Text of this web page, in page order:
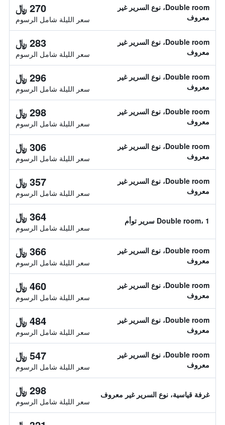
Double room، نوع السرير غير
معروف
270 ﷼
سعر الليلة شامل الرسوم
Double room، نوع السرير غير
معروف
283 ﷼
سعر الليلة شامل الرسوم
Double room، نوع السرير غير
معروف
296 ﷼
سعر الليلة شامل الرسوم
Double room، نوع السرير غير
معروف
298 ﷼
سعر الليلة شامل الرسوم
Double room، نوع السرير غير
معروف
306 ﷼
سعر الليلة شامل الرسوم
Double room، نوع السرير غير
معروف
357 ﷼
سعر الليلة شامل الرسوم
Double room، 1 سرير توأم 364 ﷼
سعر الليلة شامل الرسوم
Double room، نوع السرير غير
معروف
366 ﷼
سعر الليلة شامل الرسوم
Double room، نوع السرير غير
معروف
460 ﷼
سعر الليلة شامل الرسوم
Double room، نوع السرير غير
معروف
484 ﷼
سعر الليلة شامل الرسوم
Double room، نوع السرير غير
معروف
547 ﷼
سعر الليلة شامل الرسوم
غرفة قياسية، نوع السرير غير معروف 298 ﷼
سعر الليلة شامل الرسوم